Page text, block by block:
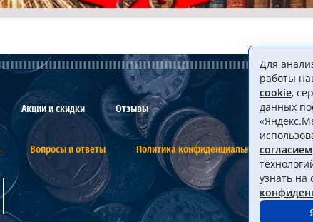
Акции и скидки Отзывы
Вопросы и ответы Политика конфиденциальности
Для
работы
cookie,
данных
согласием
узнать на